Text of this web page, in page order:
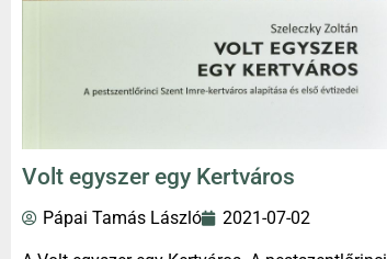
Volt egyszer egy Kertváros
Pápai Tamás László 2021-07-02